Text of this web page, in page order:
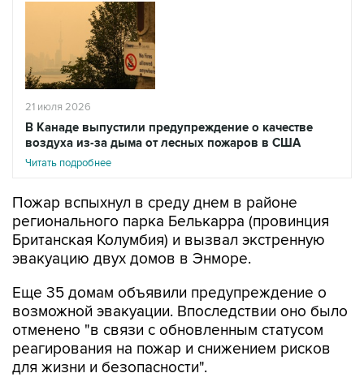
21 июля 2026
В Канаде выпустили предупреждение о качестве
воздуха из-за дыма от лесных пожаров в США
Читать подробнее
Пожар вспыхнул в среду днем в районе
регионального парка Белькарра (провинция
Британская Колумбия) и вызвал экстренную
эвакуацию двух домов в Энморе.
Еще 35 домам объявили предупреждение о
возможной эвакуации. Впоследствии оно было
отменено "в связи с обновленным статусом
реагирования на пожар и снижением рисков
для жизни и безопасности".